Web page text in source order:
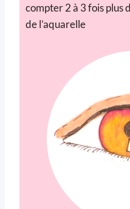
compter 2 à 3 fois plus
de l’aquarelle